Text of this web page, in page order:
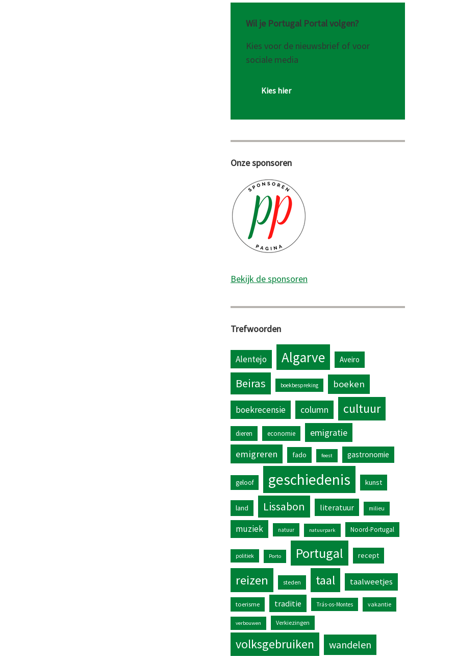
Wil je Portugal Portal volgen?
Kies voor de nieuwsbrief of voor
sociale media
Kies hier
Onze sponsoren
Bekijk de sponsoren
Trefwoorden
Alentejo Algarve Aveiro
Beiras boekbespreking boeken
boekrecensie column cultuur
dieren economie
emigratie
emigreren
fado feest gastronomie
geloof geschiedenis kunst
land Lissabon literatuur milieu
muziek natuur natuurpark Noord-Portugal
politiek Porto Portugal recept
reizen steden taal taalweetjes
toerisme traditie Trás-os-Montes vakantie
verbouwen Verkiezingen
volksgebruiken wandelen